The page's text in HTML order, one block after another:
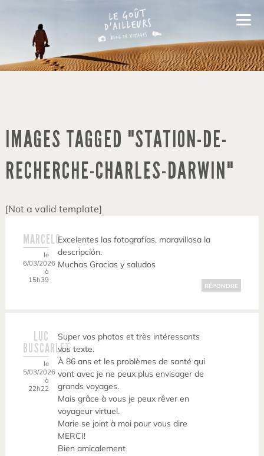
IMAGES TAGGED "STATION-DE-
RECHERCHE-CHARLES-DARWIN"
[Not a valid template]
MARCELO
le
6/03/2026
à
15h39
Excelentes las fotografías, maravillosa la
descripción.
Muchas Gracias y saludos
RÉPONDRE
LUC
BUSCARLET
le
5/03/2026
à
22h22
Super vos photos et très intéressants
vos texte.
À 86 ans et les problèmes de santé qui
vont avec je ne peux plus envisager de
grands voyages.
Mais grâce à vous je peux rêver en
voyageur virtuel.
Marie se joint à moi pour vous dire
MERCI!
Bien amicalement